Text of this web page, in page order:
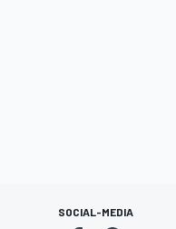
SOCIAL-MEDIA